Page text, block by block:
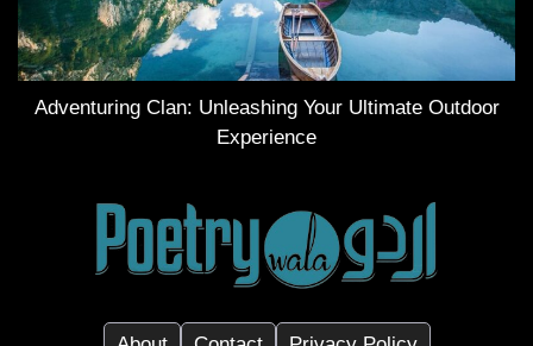
Adventuring Clan: Unleashing Your Ultimate Outdoor
Experience